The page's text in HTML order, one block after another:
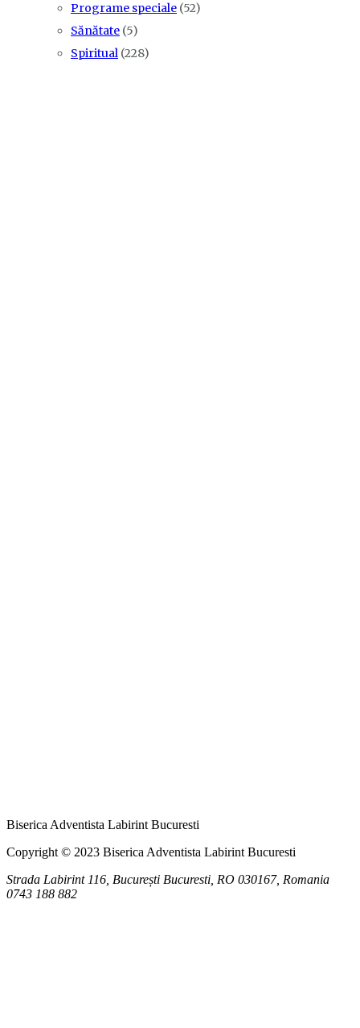
Programe speciale (52)
Sănătate (5)
Spiritual (228)
Biserica Adventista Labirint Bucuresti
Copyright © 2023 Biserica Adventista Labirint Bucuresti
Strada Labirint 116, București Bucuresti RO 030167, Romania
0743 188 882